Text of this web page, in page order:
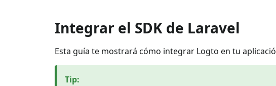
Integrar el SDK de Laravel
Esta guía te mostrará cómo integrar Logto en tu
Tip: